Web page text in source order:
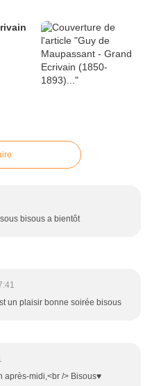
bisous a bientôt
un plaisir bonne soirée bisous
après-midi,<br /> Bisous♥